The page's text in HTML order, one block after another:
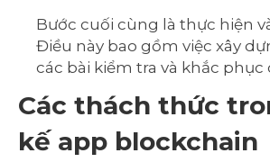
Bước cuối cùng là thực hiện
Điều này bao gồm việc xây
các bài kiểm tra và khắc phục
Các thách thức
kế app blockchain